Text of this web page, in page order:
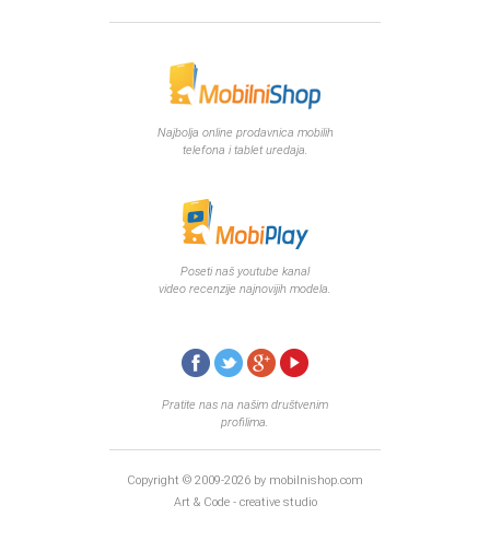
Najbolja online prodavnica mobilih
telefona i tablet uredaja.
Poseti naš youtube kanal
video recenzije najnovijih modela.
Pratite nas na našim društvenim
profilima.
Copyright © 2009-2026 by mobilnishop.com
Art & Code - creative studio